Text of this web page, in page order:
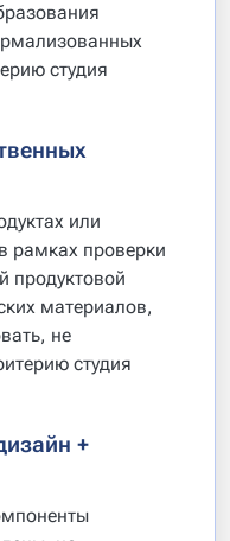
студия
или
рамках проверки
продуктовой
материалов,
не
студия
+